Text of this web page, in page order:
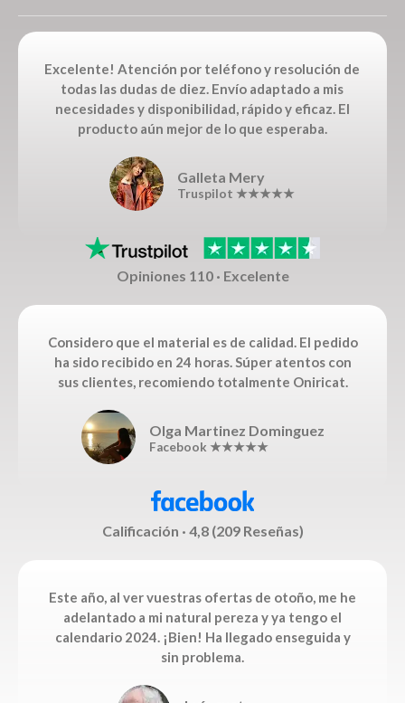
Excelente! Atención por teléfono y resolución de
todas las dudas de diez. Envío adaptado a mis
necesidades y disponibilidad, rápido y eficaz. El
producto aún mejor de lo que esperaba.
Galleta Mery
Truspilot ★★★★★
Opiniones 110 · Excelente
Considero que el material es de calidad. El pedido
ha sido recibido en 24 horas. Súper atentos con
sus clientes, recomiendo totalmente Oniricat.
Olga Martinez Dominguez
Facebook ★★★★★
Calificación · 4,8 (209 Reseñas)
Este año, al ver vuestras ofertas de otoño, me he
adelantado a mi natural pereza y ya tengo el
calendario 2024. ¡Bien! Ha llegado enseguida y
sin problema.